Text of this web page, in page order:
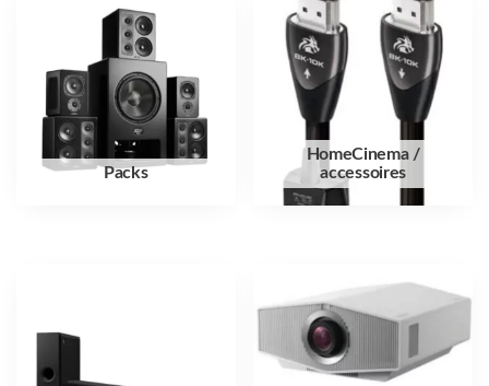
Packs
HomeCinema /
accessoires